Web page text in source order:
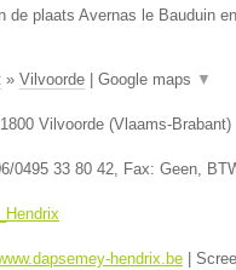
de plaats Avernas le Bauduin
» Vilvoorde Google maps ▼
1800 Vilvoorde (Vlaams-Brabant)
0495 33 80 42, Fax: Geen,
hendrix.be